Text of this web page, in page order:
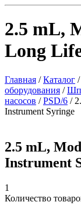
2.5 mL,
Long
Главная /Каталог /
оборудования /
насосов /PSD/6 /
Instrument Syringe
2.5 mL,
Instrument
1
Количество